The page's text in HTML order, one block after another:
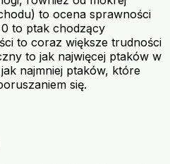
to ocena sprawności
to ptak chodzący
to coraz większe trudności
to jak najwięcej ptaków w
najmniej ptaków, które
się.